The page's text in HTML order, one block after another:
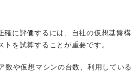
確に評価するには、自社の仮想基盤構
を試算することが重要です。
数や仮想マシンの台数、利用している